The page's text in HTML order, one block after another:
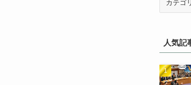
人気記